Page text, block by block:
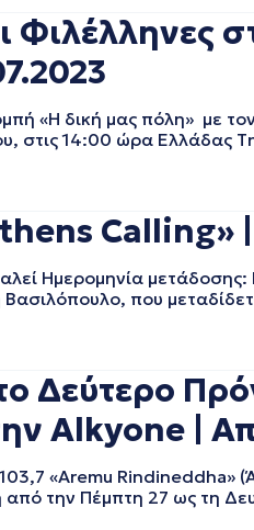
«Η δική μας πόλη» με
στις 14:00 ώρα Ελλάδας
Calling» |
Ημερομηνία μετάδοσης:
που
Δεύτερο
Alkyone |
«Aremu Rindineddha»
την Πέμπτη 27 ως τη